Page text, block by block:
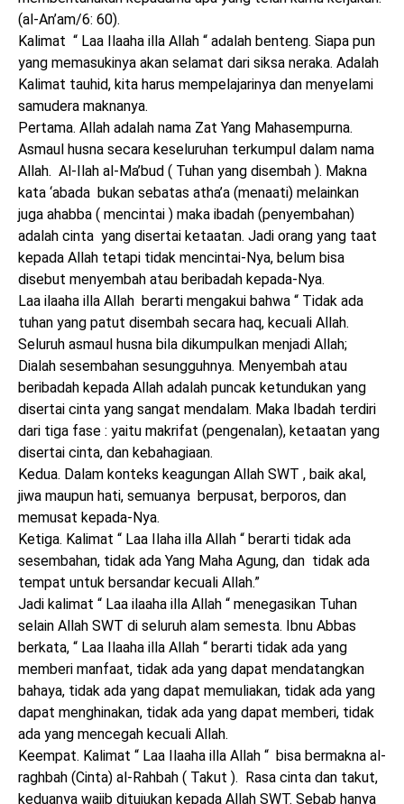
(al-An’am/6: 60).
Kalimat “ Laa Ilaaha illa Allah “ adalah benteng. Siapa pun
yang memasukinya akan selamat dari siksa neraka. Adalah
Kalimat tauhid, kita harus mempelajarinya dan menyelami
samudera maknanya.
Pertama. Allah adalah nama Zat Yang Mahasempurna.
Asmaul husna secara keseluruhan terkumpul dalam nama
Allah. Al-Ilah al-Ma’bud ( Tuhan yang disembah ). Makna
kata ‘abada bukan sebatas atha’a (menaati) melainkan
juga ahabba ( mencintai ) maka ibadah (penyembahan)
adalah cinta yang disertai ketaatan. Jadi orang yang taat
kepada Allah tetapi tidak mencintai-Nya, belum bisa
disebut menyembah atau beribadah kepada-Nya.
Laa ilaaha illa Allah berarti mengakui bahwa “ Tidak ada
tuhan yang patut disembah secara haq, kecuali Allah.
Seluruh asmaul husna bila dikumpulkan menjadi Allah;
Dialah sesembahan sesungguhnya. Menyembah atau
beribadah kepada Allah adalah puncak ketundukan yang
disertai cinta yang sangat mendalam. Maka Ibadah terdiri
dari tiga fase : yaitu makrifat (pengenalan), ketaatan yang
disertai cinta, dan kebahagiaan.
Kedua. Dalam konteks keagungan Allah SWT , baik akal,
jiwa maupun hati, semuanya berpusat, berporos, dan
memusat kepada-Nya.
Ketiga. Kalimat “ Laa Ilaha illa Allah “ berarti tidak ada
sesembahan, tidak ada Yang Maha Agung, dan tidak ada
tempat untuk bersandar kecuali Allah.”
Jadi kalimat “ Laa ilaaha illa Allah “ menegasikan Tuhan
selain Allah SWT di seluruh alam semesta. Ibnu Abbas
berkata, “ Laa Ilaaha illa Allah “ berarti tidak ada yang
memberi manfaat, tidak ada yang dapat mendatangkan
bahaya, tidak ada yang dapat memuliakan, tidak ada yang
dapat menghinakan, tidak ada yang dapat memberi, tidak
ada yang mencegah kecuali Allah.
Keempat. Kalimat “ Laa Ilaaha illa Allah “ bisa bermakna al-
raghbah (Cinta) al-Rahbah ( Takut ). Rasa cinta dan takut,
keduanya wajib ditujukan kepada Allah SWT. Sebab hanya